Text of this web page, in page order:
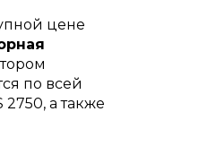
цене
по всей
а также